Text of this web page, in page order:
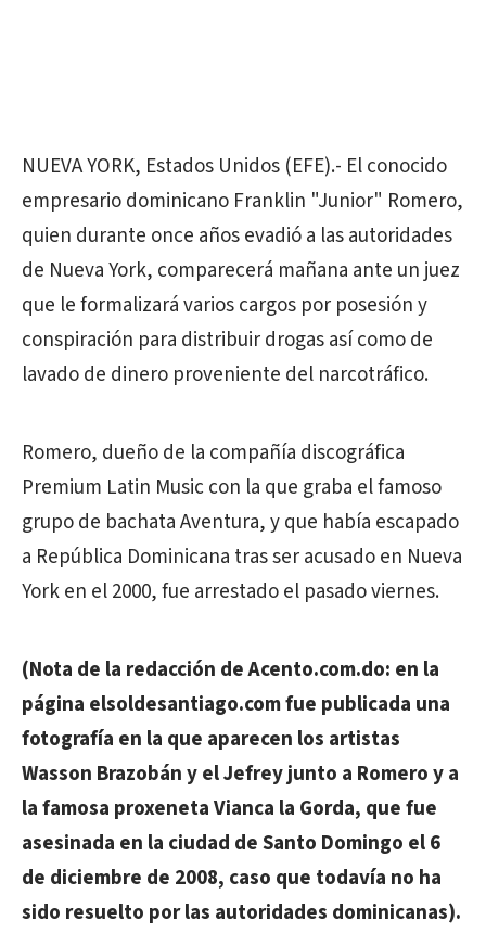
NUEVA YORK, Estados Unidos (EFE).- El conocido
empresario dominicano Franklin "Junior" Romero,
quien durante once años evadió a las autoridades
de Nueva York, comparecerá mañana ante un juez
que le formalizará varios cargos por posesión y
conspiración para distribuir drogas así como de
lavado de dinero proveniente del narcotráfico.
Romero, dueño de la compañía discográfica
Premium Latin Music con la que graba el famoso
grupo de bachata Aventura, y que había escapado
a República Dominicana tras ser acusado en Nueva
York en el 2000, fue arrestado el pasado viernes.
(Nota de la redacción de Acento.com.do: en la
página elsoldesantiago.com fue publicada una
fotografía en la que aparecen los artistas
Wasson Brazobán y el Jefrey junto a Romero y a
la famosa proxeneta Vianca la Gorda, que fue
asesinada en la ciudad de Santo Domingo el 6
de diciembre de 2008, caso que todavía no ha
sido resuelto por las autoridades dominicanas).